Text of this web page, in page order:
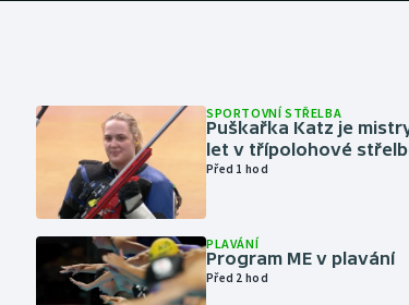
SPORTOVNÍ STŘELBA
Puškařka Katz je
let v třípolohové
Před 1 hod
PLAVÁNÍ
Program ME v plavání
Před 2 hod